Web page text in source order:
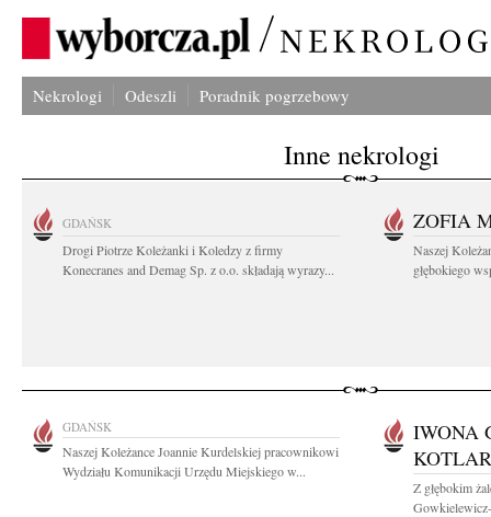
Nekrologi Odeszli Poradnik pogrzebowy
Inne nekrologi
GDAŃSK
Drogi Piotrze Koleżanki i Koledzy z firmy
Konecranes and Demag Sp. z o.o. składają wyrazy...
ZOFIA
Naszej
głębokiego
GDAŃSK
Naszej Koleżance Joannie Kurdelskiej pracownikowi
Wydziału Komunikacji Urzędu Miejskiego w...
IWONA
Z głębokim